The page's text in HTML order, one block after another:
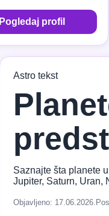
Pogledaj profil
Astro tekst
Saznajte šta planete
Jupiter, Saturn, Uran,
Objavljeno: 17.06.2026.